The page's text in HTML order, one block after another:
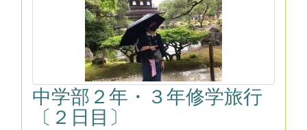
中学部２年・３年修学旅行
〔２日目〕